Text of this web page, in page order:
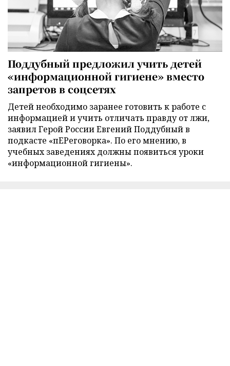
Поддубный предложил учить детей
«информационной гигиене» вместо
запретов в соцсетях
Детей необходимо заранее готовить к работе с
информацией и учить отличать правду от лжи,
заявил Герой России Евгений Поддубный в
подкасте «пЕРеговорка». По его мнению, в
учебных заведениях должны появиться уроки
«информационной гигиены».